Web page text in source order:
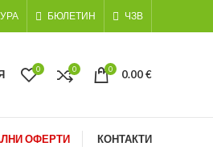
БЮЛЕТИН ЧЗВ
0 0 0 0.00€
ОФЕРТИ КОНТАКТИ